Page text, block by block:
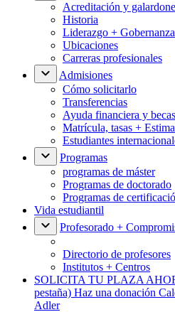
Acreditación y
Historia
Liderazgo + Gobernanza
Ubicaciones
Carreras profesionales
Admisiones
Cómo solicitarlo
Transferencias
Ayuda financiera y becas
Matrícula, tasas +
Estudiantes
Programas
programas de máster
Programas de doctorado
Programas de
Vida estudiantil
Profesorado +
Directorio de profesores
Institutos + Centros
SOLICITA TU PLAZA
pestaña) Haz una donación
Adler